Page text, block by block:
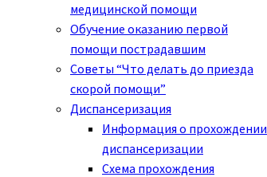
медицинской помощи
Обучение оказанию первой
помощи пострадавшим
Советы “Что делать до приезда
скорой помощи”
Диспансеризация
Информация о прохождении
диспансеризации
Схема прохождения